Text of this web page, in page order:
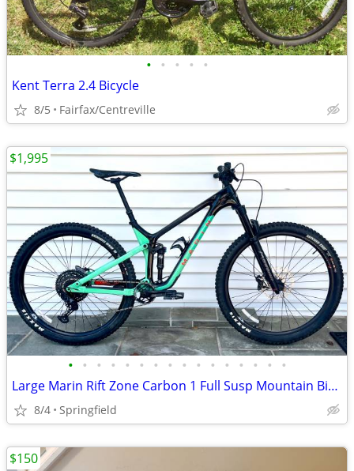
• • • • •
Kent Terra 2.4 Bicycle
8/5 Fairfax/Centreville
• • • • • • • • • • • • • • • •
Large Marin Rift Zone Carbon 1 Full Susp Mountain Bike, 1x12 SLX, Disc
8/4 Springfield
$1,995
$150